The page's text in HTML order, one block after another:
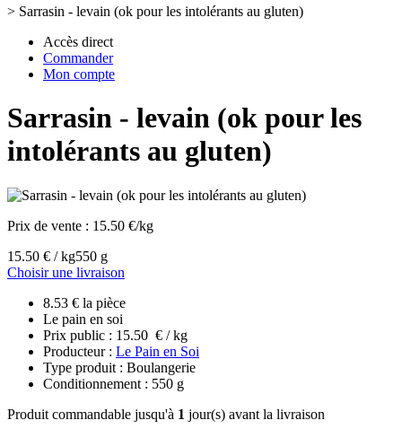
> Sarrasin - levain (ok pour les intolérants au gluten)
Accès direct
Commander
Mon compte
Sarrasin - levain (ok pour les
intolérants au gluten)
Prix de vente : 15.50 €/kg
15.50 € / kg550 g
Choisir une livraison
8.53 € la pièce
Le pain en soi
Prix public : 15.50 € / kg
Producteur : Le Pain en Soi
Type produit : Boulangerie
Conditionnement : 550 g
Produit commandable jusqu'à 1 jour(s) avant la livraison